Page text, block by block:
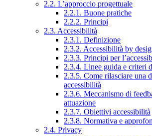
2.2. L’approccio progettuale
2.2.1. Buone pratiche
2.2.2. Principi
2.3. Accessibilità
2.3.1. Definizione
2.3.2. Accessibilità by
2.3.3. Principi per
2.3.4. Linee guida e criteri
2.3.5. Come rilasciare una
accessibilità
2.3.6. Meccanismo di
attuazione
2.3.7. Obiettivi accessibilità
2.3.8. Normativa e
2.4. Privacy